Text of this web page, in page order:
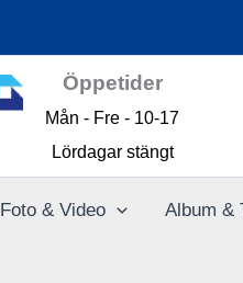
Öppetider
Mån - Fre - 10-17
Lördagar stängt
Foto & Video Album &